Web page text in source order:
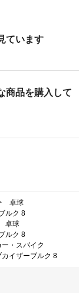
ています
商品を購入して
卓球
ルク 8
卓球
ルク 8
・スパイク
カイザーブルク 8